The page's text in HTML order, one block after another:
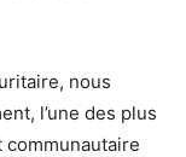
nous
l’une des plus